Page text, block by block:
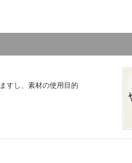
すし、素材の使用目的